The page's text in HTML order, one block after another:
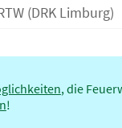
(DRK Limburg)
, die
!